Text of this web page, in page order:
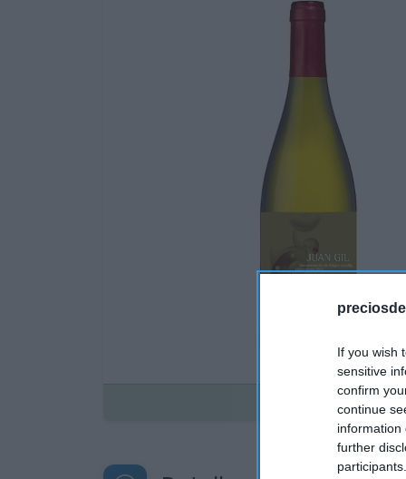
If you wish
sensitive
confirm
continue
information
further
Disponible